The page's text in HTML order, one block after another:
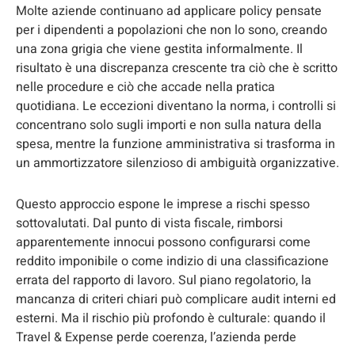
Molte aziende continuano ad applicare policy pensate
per i dipendenti a popolazioni che non lo sono, creando
una zona grigia che viene gestita informalmente. Il
risultato è una discrepanza crescente tra ciò che è scritto
nelle procedure e ciò che accade nella pratica
quotidiana. Le eccezioni diventano la norma, i controlli si
concentrano solo sugli importi e non sulla natura della
spesa, mentre la funzione amministrativa si trasforma in
un ammortizzatore silenzioso di ambiguità organizzative.
Questo approccio espone le imprese a rischi spesso
sottovalutati. Dal punto di vista fiscale, rimborsi
apparentemente innocui possono configurarsi come
reddito imponibile o come indizio di una classificazione
errata del rapporto di lavoro. Sul piano regolatorio, la
mancanza di criteri chiari può complicare audit interni ed
esterni. Ma il rischio più profondo è culturale: quando il
Travel & Expense perde coerenza, l’azienda perde